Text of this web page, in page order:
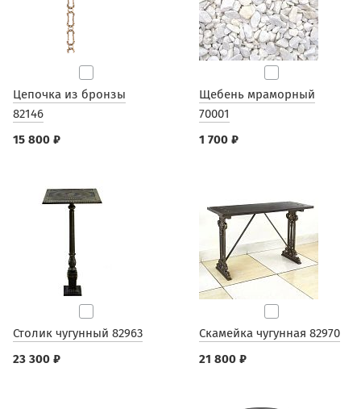
Цепочка из бронзы
82146
15 800 ₽
Щебень мраморный
70001
1 700 ₽
Столик чугунный 82963
23 300 ₽
Скамейка чугунная 82970
21 800 ₽